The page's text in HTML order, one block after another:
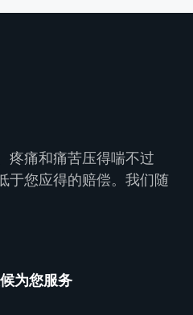
疼痛和痛苦压得喘不过
于您应得的赔偿。我们随
为您服务